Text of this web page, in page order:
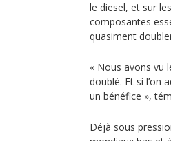
le diesel, et sur
composantes
quasiment
« Nous avons vu
doublé. Et si l’on
un bénéfice »,
Déjà sous